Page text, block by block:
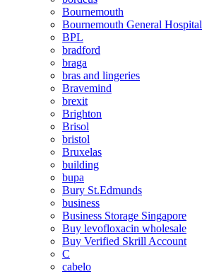
Bournemouth
Bournemouth General Hospital
BPL
bradford
braga
bras and lingeries
Bravemind
brexit
Brighton
Brisol
bristol
Bruxelas
building
bupa
Bury St.Edmunds
business
Business Storage Singapore
Buy levofloxacin wholesale
Buy Verified Skrill Account
C
cabelo